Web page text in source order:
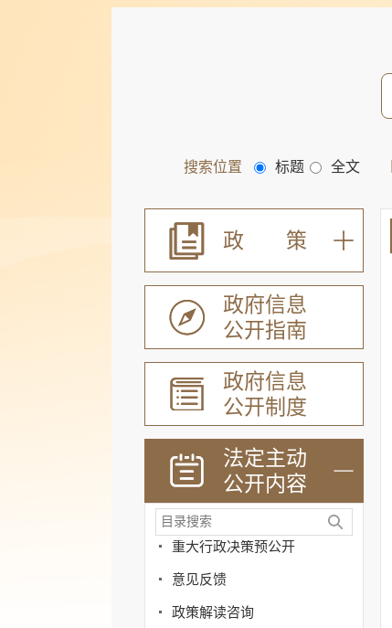
搜索位置 标题 全文
政 策
政府信息
公开指南
政府信息
公开制度
法定主动
公开内容
机关简介
政策
重大行政决策预公开
意见反馈
政策解读咨询